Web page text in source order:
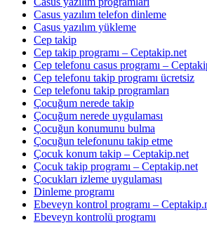
Casus yazılım telefon dinleme
Casus yazılım yükleme
Cep takip
Cep takip programı – Ceptakip.net
Cep telefonu casus programı –
Cep telefonu takip programı ücretsiz
Cep telefonu takip programları
Çocuğum nerede takip
Çocuğum nerede uygulaması
Çocuğun konumunu bulma
Çocuğun telefonunu takip etme
Çocuk konum takip – Ceptakip.net
Çocuk takip programı – Ceptakip.net
Çocukları izleme uygulaması
Dinleme programı
Ebeveyn kontrol programı –
Ebeveyn kontrolü programı